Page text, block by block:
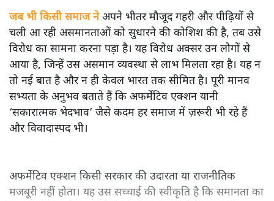
जब भी किसी समाज नेअपने भीतर मौजूद गहरी और पीढ़ियों से
चली आ रही असमानताओं को सुधारने की कोशिश की है, तब उसे
विरोध का सामना करना पड़ा है। यह विरोध अक्सर उन लोगों से
आया है, जिन्हें उस असमान व्यवस्था से लाभ मिलता रहा है। यह न
तो नई बात है और न ही केवल भारत तक सीमित है। पूरी मानव
सभ्यता के अनुभव बताते हैं कि अफर्मेटिव एक्शन यानी
‘सकारात्मक भेदभाव’ जैसे कदम हर समाज में ज़रूरी भी रहे हैं
और विवादास्पद भी।
अफर्मेटिव एक्शन किसी सरकार की उदारता या राजनीतिक
मजबूरी नहीं होता। यह उस सच्चाई की स्वीकृति है कि समानता का